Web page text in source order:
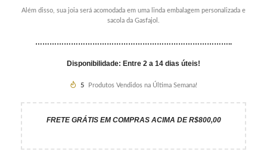
Além disso, sua joia será acomodada em uma linda embalagem personalizada e
sacola da Gasfajol.
………………………………………………………………………..
Disponibilidade: Entre 2 a 14 dias úteis!
5 Produtos Vendidos na Última Semana!
FRETE GRÁTIS EM COMPRAS ACIMA DE R$800,00